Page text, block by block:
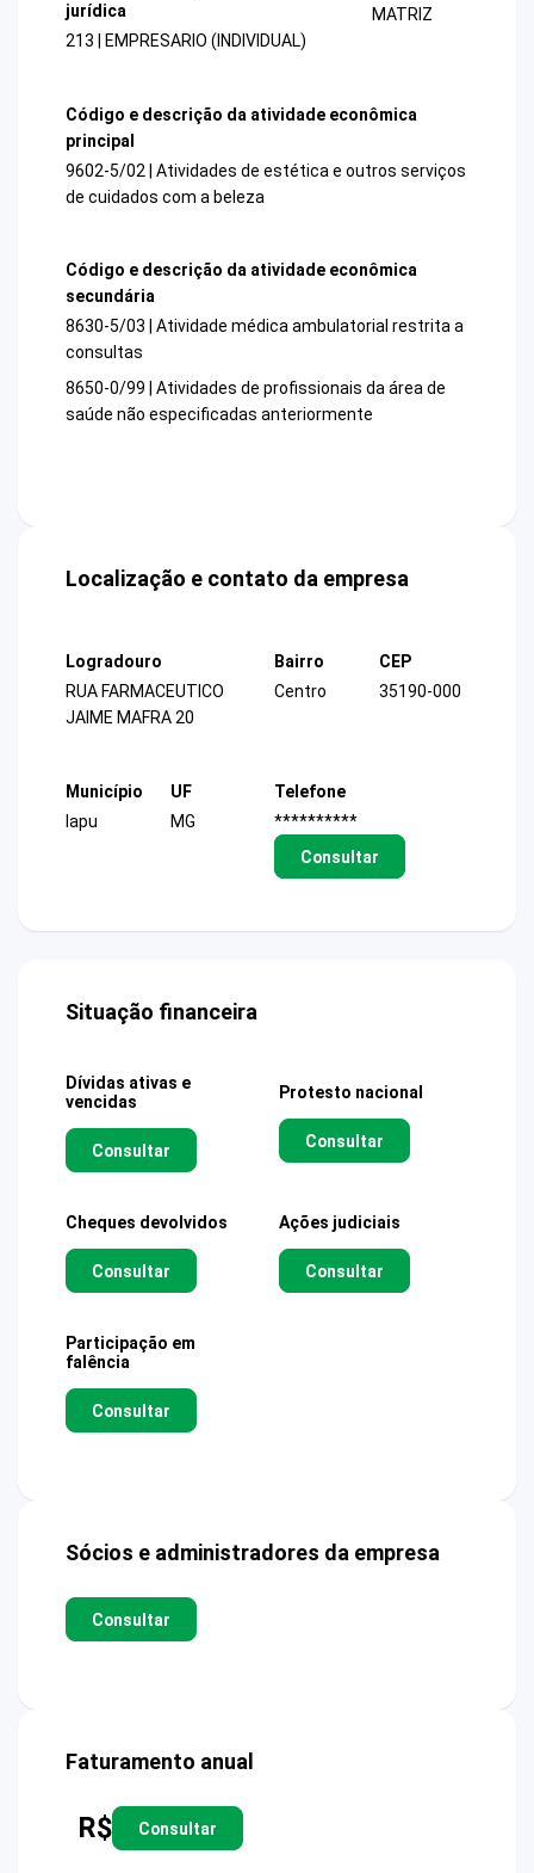
jurídica
213 | EMPRESARIO (INDIVIDUAL)
MATRIZ
Código e descrição da atividade econômica
principal
9602-5/02 | Atividades de estética e outros serviços
de cuidados com a beleza
Código e descrição da atividade econômica
secundária
8630-5/03 | Atividade médica ambulatorial restrita a
consultas
8650-0/99 | Atividades de profissionais da área de
saúde não especificadas anteriormente
Localização e contato da empresa
Logradouro
RUA FARMACEUTICO
JAIME MAFRA 20
Bairro
Centro
CEP
35190-000
Município
Iapu
UF
MG
Telefone
**********
Consultar
Situação financeira
Dívidas ativas e
vencidas
Consultar
Protesto nacional
Consultar
Cheques devolvidos
Consultar
Ações judiciais
Consultar
Participação em
falência
Consultar
Sócios e administradores da empresa
Consultar
Faturamento anual
R$ Consultar